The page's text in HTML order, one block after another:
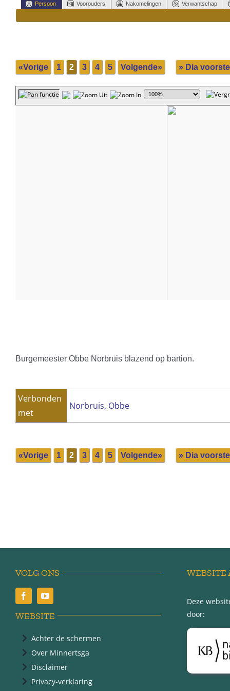
Persoon Voorouders Nakomelingen Verwantschap
«Vorige 1 2 3 4 5 Volgende» » Dia
Burgemeester Obbe Norbruis blazend op bartion.
Verbonden
met
Norbruis, Obbe
«Vorige 1 2 3 4 5 Volgende» » Dia
VOLG ONS
WEBSITE
Achter de schermen
Over Minnertsga
Disclaimer
Privacy-verklaring
WEBSITE
Deze
door: